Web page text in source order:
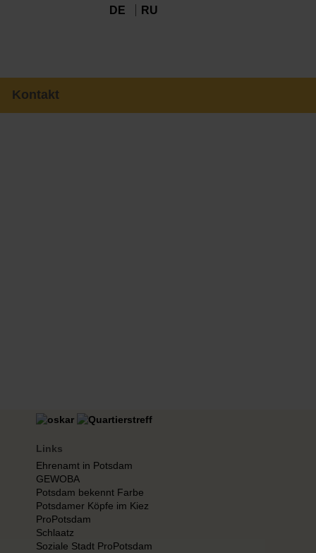
DE RU
Kontakt
Links
Ehrenamt in Potsdam
GEWOBA
Potsdam bekennt Farbe
Potsdamer Köpfe im Kiez
ProPotsdam
Schlaatz
Soziale Stadt ProPotsdam